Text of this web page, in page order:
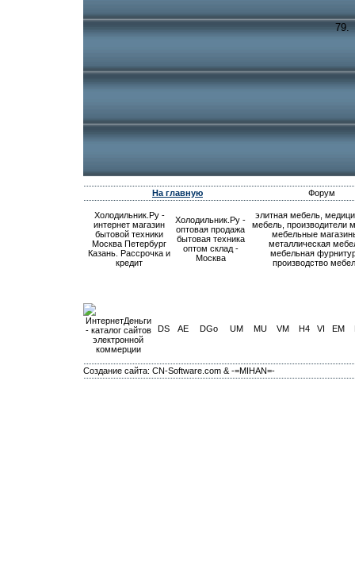
На главную Форум
Холодильник.Ру -
интернет магазин
бытовой техники
Москва Петербург
Казань. Рассрочка и
кредит
Холодильник.Ру -
оптовая продажа
бытовая техника
оптом склад -
Москва
элитная мебель,
мебель, производители
мебельные
металлическая
мебельная
производство
DS AE DGo UM MU VM H4 VI EM
Создание сайта: CN-Software.com & -=MIHAN=-